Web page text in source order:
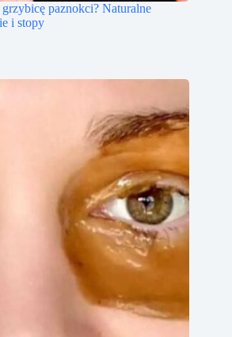
paznokci? Naturalne
i stopy